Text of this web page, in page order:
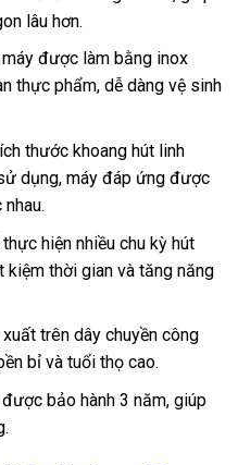
lâu hơn.
được làm bằng inox
thực phẩm, dễ dàng vệ sinh
thước khoang hút linh
dụng, máy đáp ứng được
hiện nhiều chu kỳ hút
kiệm thời gian và tăng năng
trên dây chuyền công
bỉ và tuổi thọ cao.
bảo hành 3 năm, giúp